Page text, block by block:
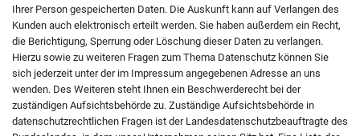
Ihrer Person gespeicherten Daten. Die Auskunft kann auf Verlangen des
Kunden auch elektronisch erteilt werden. Sie haben außerdem ein Recht,
die Berichtigung, Sperrung oder Löschung dieser Daten zu verlangen.
Hierzu sowie zu weiteren Fragen zum Thema Datenschutz können Sie
sich jederzeit unter der im Impressum angegebenen Adresse an uns
wenden. Des Weiteren steht Ihnen ein Beschwerderecht bei der
zuständigen Aufsichtsbehörde zu. Zuständige Aufsichtsbehörde in
datenschutzrechtlichen Fragen ist der Landesdatenschutzbeauftragte des